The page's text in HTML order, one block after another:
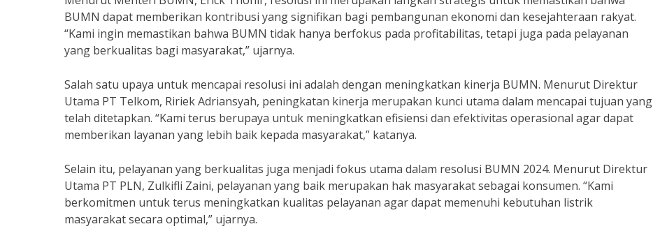
BUMN dapat memberikan kontribusi yang signifikan bagi pembangunan ekonomi dan kesejahteraan rakyat.
“Kami ingin memastikan bahwa BUMN tidak hanya berfokus pada profitabilitas, tetapi juga pada pelayanan
yang berkualitas bagi masyarakat,” ujarnya.
Salah satu upaya untuk mencapai resolusi ini adalah dengan meningkatkan kinerja BUMN. Menurut Direktur
Utama PT Telkom, Ririek Adriansyah, peningkatan kinerja merupakan kunci utama dalam mencapai tujuan yang
telah ditetapkan. “Kami terus berupaya untuk meningkatkan efisiensi dan efektivitas operasional agar dapat
memberikan layanan yang lebih baik kepada masyarakat,” katanya.
Selain itu, pelayanan yang berkualitas juga menjadi fokus utama dalam resolusi BUMN 2024. Menurut Direktur
Utama PT PLN, Zulkifli Zaini, pelayanan yang baik merupakan hak masyarakat sebagai konsumen. “Kami
berkomitmen untuk terus meningkatkan kualitas pelayanan agar dapat memenuhi kebutuhan listrik
masyarakat secara optimal,” ujarnya.